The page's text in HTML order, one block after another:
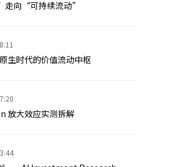
向“可持续流动”
生时代的价值流动中枢
放大效应实测拆解